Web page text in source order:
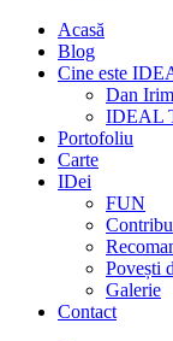
Acasă
Blog
Cine este
Dan
IDEAL
Portofoliu
Carte
IDei
FUN
Povești
Galerie
Contact